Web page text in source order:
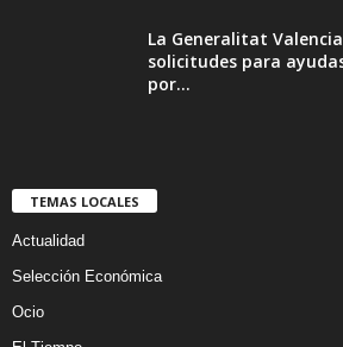
La Generalitat
solicitudes para
por...
TEMAS LOCALES
Actualidad
Selección Económica
Ocio